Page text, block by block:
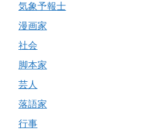
気象予報士
漫画家
社会
脚本家
芸人
落語家
行事